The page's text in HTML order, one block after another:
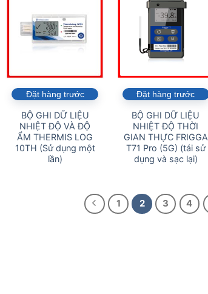
Đặt hàng trước
BỘ GHI DỮ LIỆU
NHIỆT ĐỘ VÀ ĐỘ
ẨM THERMIS LOG
10TH (Sử dụng một
lần)
Đặt hàng trước
BỘ GHI DỮ LIỆU
NHIỆT ĐỘ THỜI
GIAN THỰC FRIGGA
T71 Pro (5G) (tái sử
dụng và sạc lại)
1 2 3 4